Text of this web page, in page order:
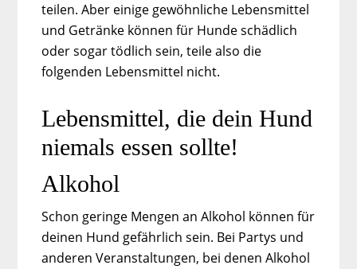
teilen. Aber einige gewöhnliche Lebensmittel
und Getränke können für Hunde schädlich
oder sogar tödlich sein, teile also die
folgenden Lebensmittel nicht.
Lebensmittel, die dein Hund
niemals essen sollte!
Alkohol
Schon geringe Mengen an Alkohol können für
deinen Hund gefährlich sein. Bei Partys und
anderen Veranstaltungen, bei denen Alkohol